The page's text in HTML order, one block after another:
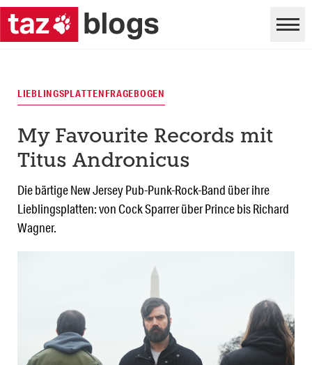
LIEBLINGSPLATTENFRAGEBOGEN
My Favourite Records mit
Titus Andronicus
Die bärtige New Jersey Pub-Punk-Rock-Band über ihre
Lieblingsplatten: von Cock Sparrer über Prince bis Richard
Wagner.